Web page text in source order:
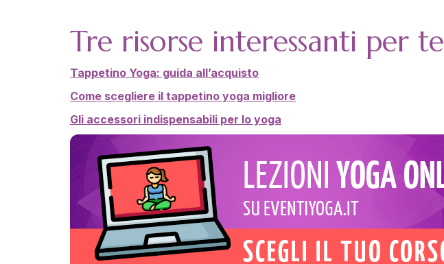
Tre risorse interessanti per te
Tappetino Yoga: guida all’acquisto
Come scegliere il tappetino yoga migliore
Gli accessori indispensabili per lo yoga